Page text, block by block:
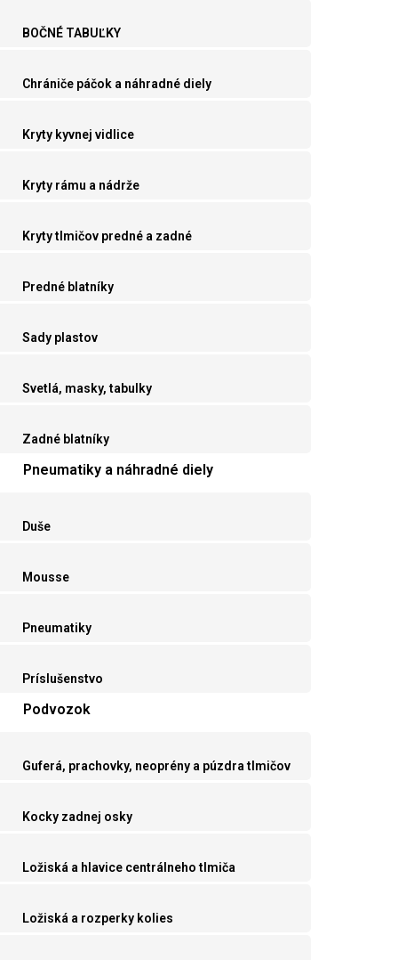
BOČNÉ TABUĽKY
Chrániče páčok a náhradné diely
Kryty kyvnej vidlice
Kryty rámu a nádrže
Kryty tlmičov predné a zadné
Predné blatníky
Sady plastov
Svetlá, masky, tabulky
Zadné blatníky
Pneumatiky a náhradné diely
Duše
Mousse
Pneumatiky
Príslušenstvo
Podvozok
Guferá, prachovky, neoprény a púzdra tlmičov
Kocky zadnej osky
Ložiská a hlavice centrálneho tlmiča
Ložiská a rozperky kolies